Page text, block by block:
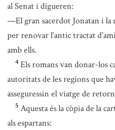
al Senat i digueren:
—El gran sacerdot Jonatan i la
per renovar l’antic tractat
amb ells.
4 Els romans van donar-los
autoritats de les regions que
asseguressin el viatge de retorn
5 Aquesta és la còpia de la
als espartans: